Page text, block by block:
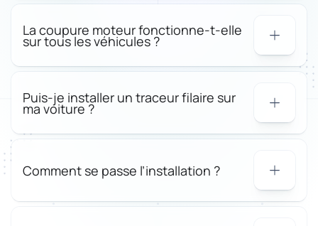
La coupure moteur fonctionne-t-elle
sur tous les véhicules ?
Puis-je installer un traceur filaire sur
ma voiture ?
Comment se passe l’installation ?